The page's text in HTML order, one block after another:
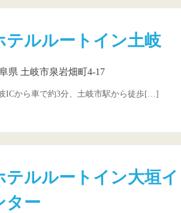
テルルートイン土岐
県 土岐市泉岩畑町4-17
ICから車で約3分、土岐市駅から徒歩[…]
テルルートイン大垣イ
ター